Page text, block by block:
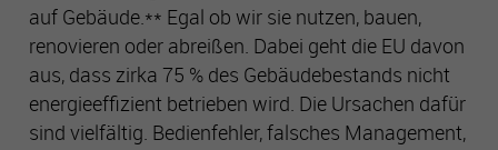
auf Gebäude.** Egal ob wir sie nutzen, bauen,
renovieren oder abreißen. Dabei geht die EU davon
aus, dass zirka 75 % des Gebäudebestands nicht
energieeffizient betrieben wird. Die Ursachen dafür
sind vielfältig. Bedienfehler, falsches Management,
Identifizierung Ihres Browsers und Internetgeräts. Wenn Sie
diese Cookies nicht zulassen, erhalten Sie weniger gezielte
Werbung.
Externe Inhalte